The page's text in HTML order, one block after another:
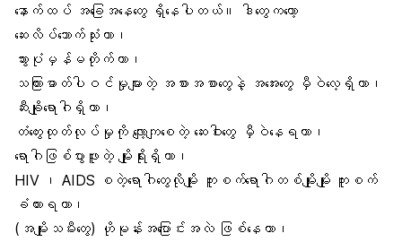
နောက်ထပ် အခြေအနေတွေ ရှိနေပါတယ်။ ဒါတွေကတော့
ဆေးလိပ်သောက်သုံးတာ၊
သွားပုံမှန်မတိုက်တာ၊
သကြားဓာတ်ပါဝင်မှုများတဲ့ အစားအစာတွေနဲ့ အအေးတွေ မှီဝဲလေ့ရှိတာ၊
ဆီးချိုရောဂါရှိတာ ၊
တံတွေးထုတ်လုပ်မှုကို လျော့ကျစေတဲ့ ဆေးဝါးတွေ မှီဝဲနေရတာ၊
ရောဂါဖြစ်ပွားဖူးတဲ့ မျိုးရိုးရှိတာ၊
HIV ၊ AIDS စတဲ့ရောဂါတွေလိုမျိုး ကူးစက်ရောဂါတစ်မျိုးမျိုး ကူးစက်
ခံထားရတာ၊
(အမျိုးသမီးတွေ) ဟိုမုန်းအပြောင်းအလဲ ဖြစ်နေတာ၊